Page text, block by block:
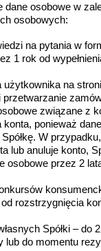
dane osobowe w
osobowych:
na pytania w
1 rok od
użytkownika na
związane z
konta, ponieważ
W
lub anuluje konto,
osobowe przez 2
od rozstrzygnięcia
Spółki – do
lub do momentu